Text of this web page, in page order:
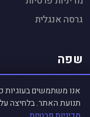
גרסה אנגלית
שפה
אנו משתמשים בעוגיות
תנועת האתר. בלחיצה